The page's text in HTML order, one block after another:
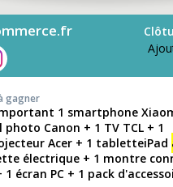
gagner
1 smartphone
photo Canon + 1 TV TCL + 1
Acer + 1 tabletteiPad
électrique + 1 montre
écran PC + 1 pack